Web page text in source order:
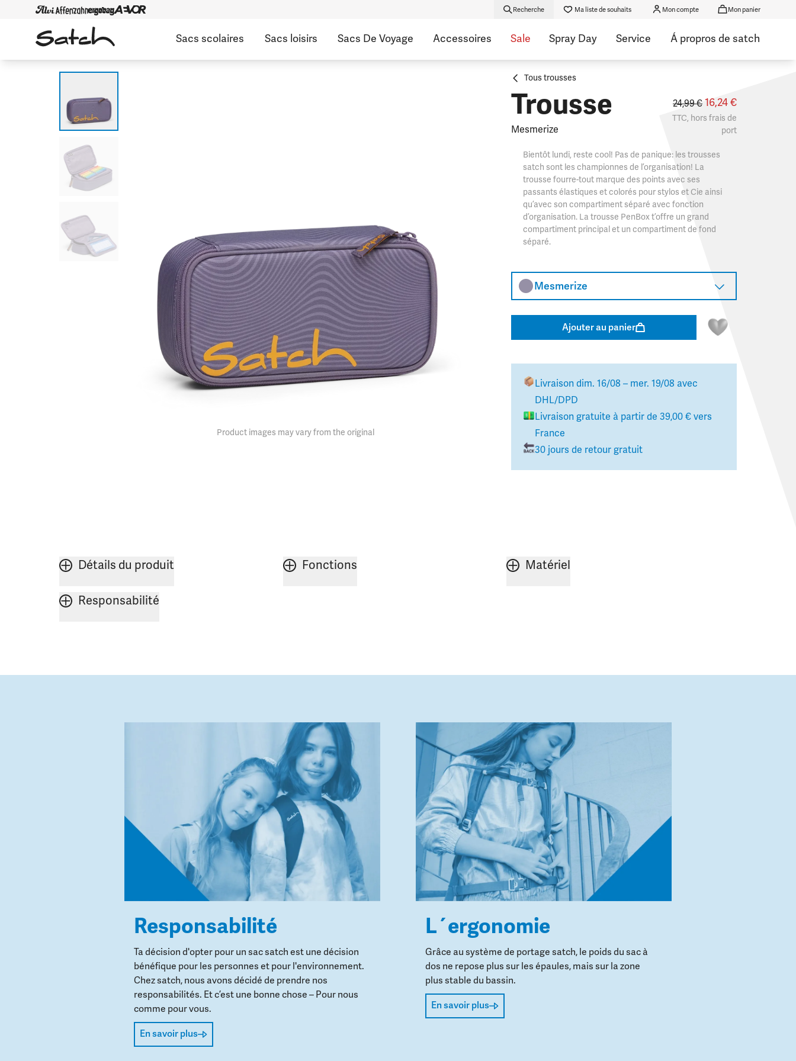
Recherche Ma liste de souhaits Mon compte Mon panier
Sacs scolaires Sacs loisirs Sacs De Voyage Accessoires Sale Spray Day Service Á propros de satch
Product images may vary from the original
Tous trousses
Trousse
Mesmerize
24,99 € 16,24 €
TTC, hors frais de
port
Bientôt lundi, reste cool! Pas de panique: les trousses
satch sont les championnes de l’organisation! La
trousse fourre-tout marque des points avec ses
passants élastiques et colorés pour stylos et Cie ainsi
qu’avec son compartiment séparé avec fonction
d’organisation. La trousse PenBox t’offre un grand
compartiment principal et un compartiment de fond
séparé.
Mesmerize
Ajouter au panier
Livraison dim. 16/08 – mer. 19/08 avec
DHL/DPD
Livraison gratuite à partir de 39,00 €vers
France
30 jours de retour gratuit
Détails du produit Fonctions Matériel
Responsabilité
Responsabilité
Ta décision d'opter pour un sac satch est une décision
bénéfique pour les personnes et pour l'environnement.
Chez satch, nous avons décidé de prendre nos
responsabilités. Et c’est une bonne chose – Pour nous
comme pour vous.
En savoir plus
L´ergonomie
Grâce au système de portage satch, le poids du sac à
dos ne repose plus sur les épaules, mais sur la zone
plus stable du bassin.
En savoir plus